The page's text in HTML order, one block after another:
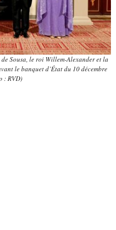
Sousa, le roi Willem-Alexander et la
le banquet d’État du 10 décembre
: RVD)